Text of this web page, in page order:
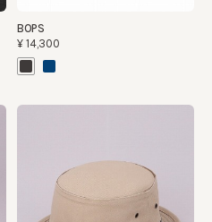
BOPS
¥14,300